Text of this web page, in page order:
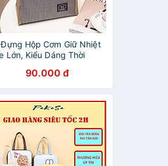
Hộp Cơm Giữ Nhiệt
Lớn, Kiểu Dáng Thời
Hãng Besti
90.000 đ